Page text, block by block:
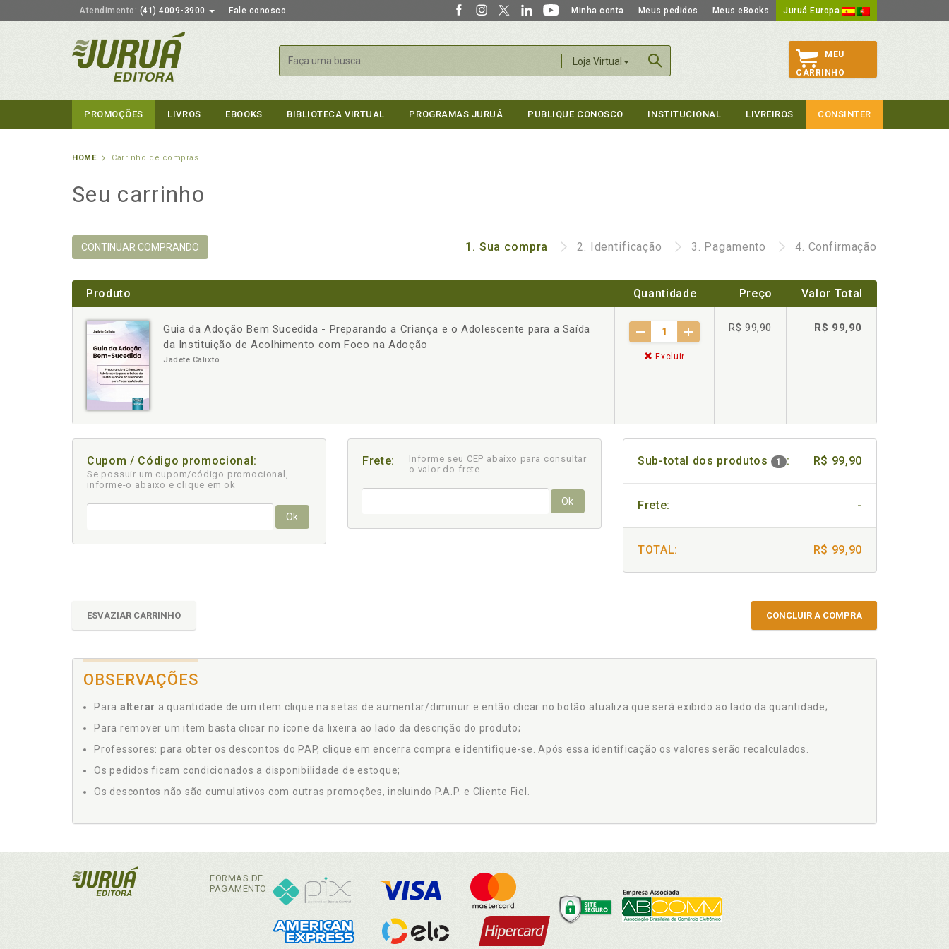
Atendimento: (41) 4009-3900 Fale conosco Minha conta Meus pedidos Meus eBooks Juruá Europa
Loja Virtual
Buscar
MEU
CARRINHO
PROMOÇÕES LIVROS EBOOKS BIBLIOTECA VIRTUAL PROGRAMAS JURUÁ PUBLIQUE CONOSCO INSTITUCIONAL LIVREIROS CONSINTER
HOME Carrinho de compras
Seu carrinho
CONTINUAR COMPRANDO 1. Sua compra 2. Identificação 3. Pagamento 4. Confirmação
Produto Quantidade Preço Valor Total
Guia da Adoção Bem Sucedida - Preparando a Criança e o Adolescente para a Saída
da Instituição de Acolhimento com Foco na Adoção
Jadete Calixto
- +
Excluir
R$ 99,90 R$ 99,90
Cupom / Código promocional:
Se possuir um cupom/código promocional,
informe-o abaixo e clique em ok
Ok
Frete:
Informe seu CEP abaixo para consultar
o valor do frete.
Ok
Sub-total dos produtos 1 : R$ 99,90
Frete: -
TOTAL: R$ 99,90
ESVAZIAR CARRINHO CONCLUIR A COMPRA
OBSERVAÇÕES
Para alterar a quantidade de um item clique na setas de aumentar/diminuir e então clicar no botão atualiza que será exibido ao lado da quantidade;
Para remover um item basta clicar no ícone da lixeira ao lado da descrição do produto;
Professores: para obter os descontos do PAP, clique em encerra compra e identifique-se. Após essa identificação os valores serão recalculados.
Os pedidos ficam condicionados a disponibilidade de estoque;
Os descontos não são cumulativos com outras promoções, incluindo P.A.P. e Cliente Fiel.
FORMAS DE
PAGAMENTO